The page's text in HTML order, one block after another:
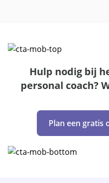
Hulp nodig bij
personal coach?
Plan een gratis